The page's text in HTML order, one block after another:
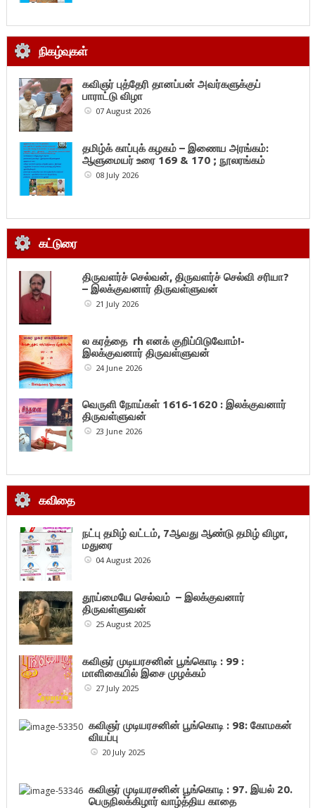
நிகழ்வுகள்
கவிஞர் புத்தேரி தானப்பன் அவர்களுக்குப்
பாராட்டு விழா
07 August 2026
தமிழ்க் காப்புக் கழகம் – இணைய அரங்கம்:
ஆளுமையர் உரை 169 & 170 ; நூலரங்கம்
08 July 2026
கட்டுரை
திருவளர்ச் செல்வன், திருவளர்ச் செல்வி சரியா?
– இலக்குவனார் திருவள்ளுவன்
21 July 2026
ல கரத்தை rh எனக் குறிப்பிடுவோம்!-
இலக்குவனார் திருவள்ளுவன்
24 June 2026
வெருளி நோய்கள் 1616-1620 : இலக்குவனார்
திருவள்ளுவன்
23 June 2026
கவிதை
நட்பு தமிழ் வட்டம், 7ஆவது ஆண்டு தமிழ் விழா,
மதுரை
04 August 2026
தூய்மையே செல்வம் – இலக்குவனார்
திருவள்ளுவன்
25 August 2025
கவிஞர் முடியரசனின் பூங்கொடி : 99 :
மாளிகையில் இசை முழக்கம்
27 July 2025
கவிஞர் முடியரசனின் பூங்கொடி : 98: கோமகன்
வியப்பு
20 July 2025
கவிஞர் முடியரசனின் பூங்கொடி : 97. இயல் 20.
பெருநிலக்கிழார் வாழ்த்திய காதை